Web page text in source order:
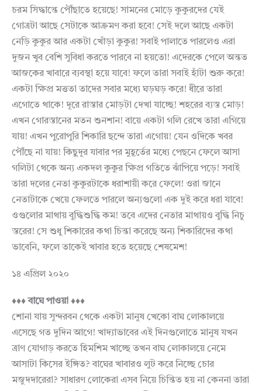
চরম সিদ্ধান্তে পৌঁছাতে হয়েছে! সামনের মোড়ে কুকুরদের যেই
গোত্রটা আছে সেটাকে আক্রমণ করা হবে! সেই দলে আছে একটা
নেড়ি কুকুর আর একটা খোঁড়া কুকুর! সবাই পালাতে পারলেও এরা
দুজন খুব বেশি সুবিধা করতে পারবে না হয়তো! এদেরকে পেলে অন্তত
আজকের খাবারে ব্যবস্থা হয়ে যাবে! ফলে তারা সবাই হাঁটা শুরু করে!
একটা ক্ষিপ্র মত্ততা তাদের সবার মধ্যে ঘড়ঘড় করে! ধীরে তারা
এগোতে থাকে! দূরে রাস্তার মোড়টা দেখা যাচ্ছে! শহরের ব্যস্ত মোড়!
এখন গোরস্তানের মতন শুনশান! বায়ে একটা গলি রেখে তারা এগিয়ে
যায়! এখন পুরোপুরি শিকারি ছন্দে তারা এগোয়! যেন ওদিকে খবর
পৌঁছে না যায়! কিছুদূর যাবার পর মুহূর্তের মধ্যে পেছনে ফেলে আসা
গলিটা থেকে অন্য একদল কুকুর ক্ষিপ্র গতিতে ঝাঁপিয়ে পড়ে! সবাই
তারা দলের নেতা কুকুরটাকে ধরাশায়ী করে ফেলে! ওরা জানে
নেতাটাকে খেয়ে ফেলতে পারলে অন্যগুলো এক দুই করে ধরা যাবে!
ওগুলোর মাথায় বুদ্ধিশুদ্ধি কম! তবে এদের নেতার মাথায়ও বুদ্ধি নিচু
স্তরের! সে শুধু শিকারের কথা চিন্তা করেছে অন্য শিকারিদের কথা
ভাবেনি, ফলে তাকেই খাবার হতে হয়েছে শেষমেশ!
১৪ এপ্রিল ২০২০
♦♦♦ বাঘে পাওয়া ♦♦♦
শোনা যায় সুন্দরবন থেকে একটা মানুষ খেকো বাঘ লোকালয়ে
এসেছে গত দুদিন আগে! খাদ্যাভাবের এই দিনগুলোতে মানুষ যখন
ত্রাণ যোগাড় করতে হিমশিম খাচ্ছে তখন বাঘ লোকালয়ে নেমে
আসাটা কিসের ইঙ্গিত? বাঘের খাবারও লুট করে নিচ্ছে চোর
মজুদদারেরা? সাধারণ লোকেরা এসব নিয়ে চিন্তিত হয় না কেননা তারা